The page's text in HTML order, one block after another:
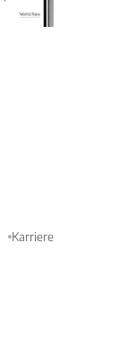
Karriere